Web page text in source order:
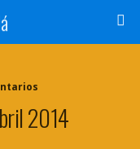
2014